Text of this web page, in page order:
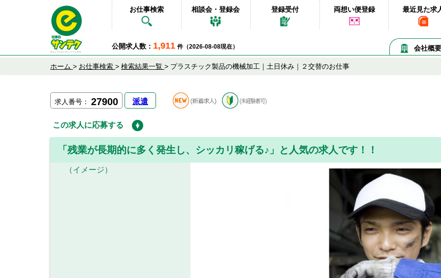
お仕事検索 相談会・登録会 登録受付 両想い便登録 最近見た求
公開求人数： 1,911 件（2026-08-08現在） 会社概要
ホーム > お仕事検索 > 検索結果一覧 > プラスチック製品の機械加工｜土日休み｜２交替のお仕事
求人番号： 27900 派遣
この求人に応募する
「残業が長期的に多く発生し、シッカリ稼げる♪」と人気の求人です！！
（イメージ）